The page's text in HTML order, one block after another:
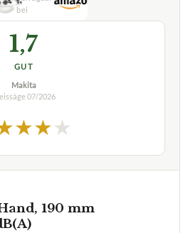
1,7
GUT
Makita
07/2026
★★★
190 mm